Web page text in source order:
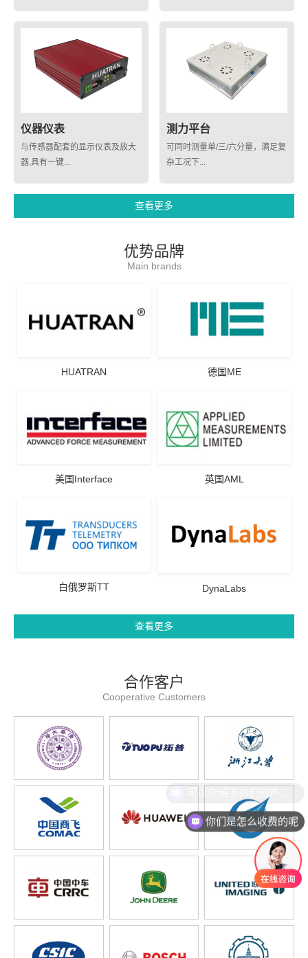
仪器仪表
与传感器配套的显示仪表及放大
器,具有一键...
测力平台
可同时测量单/三/六分量，满足复
杂工况下...
查看更多
优势品牌
Main brands
HUATRAN 德国ME
美国Interface 英国AML
白俄罗斯TT DynaLabs
查看更多
合作客户
Cooperative Customers
你们是怎么收费的呢